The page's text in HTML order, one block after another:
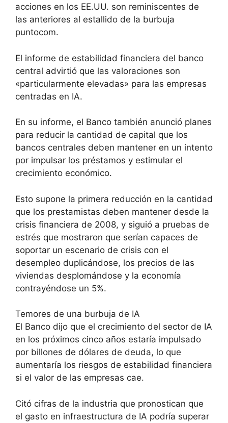
acciones en los EE.UU. son reminiscentes de
las anteriores al estallido de la burbuja
puntocom.
El informe de estabilidad financiera del banco
central advirtió que las valoraciones son
«particularmente elevadas» para las empresas
centradas en IA.
En su informe, el Banco también anunció planes
para reducir la cantidad de capital que los
bancos centrales deben mantener en un intento
por impulsar los préstamos y estimular el
crecimiento económico.
Esto supone la primera reducción en la cantidad
que los prestamistas deben mantener desde la
crisis financiera de 2008, y siguió a pruebas de
estrés que mostraron que serían capaces de
soportar un escenario de crisis con el
desempleo duplicándose, los precios de las
viviendas desplomándose y la economía
contrayéndose un 5%.
Temores de una burbuja de IA
El Banco dijo que el crecimiento del sector de IA
en los próximos cinco años estaría impulsado
por billones de dólares de deuda, lo que
aumentaría los riesgos de estabilidad financiera
si el valor de las empresas cae.
Citó cifras de la industria que pronostican que
el gasto en infraestructura de IA podría superar